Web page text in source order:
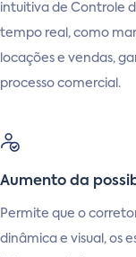
intuitiva de Controle
tempo real, como
locações e vendas,
processo comercial.
Aumento da
Permite que o
dinâmica e visual, os